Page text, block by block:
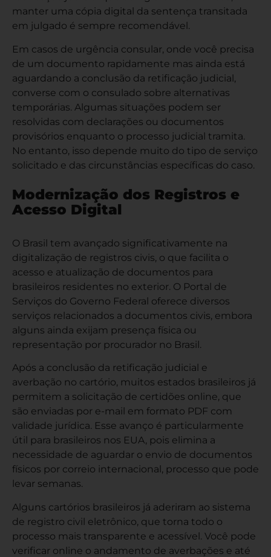
manter uma cópia digital da sentença transitada
em julgado é sempre recomendável.
Em casos de urgência consular, onde você precisa
de um documento rapidamente mas ainda está
aguardando a conclusão da retificação judicial,
converse com o consulado sobre alternativas
temporárias. Algumas situações podem ser
resolvidas com declarações ou documentos
provisórios enquanto o processo judicial tramita.
No entanto, isso depende muito do tipo de serviço
solicitado e das circunstâncias específicas do caso.
Modernização dos Registros e
Acesso Digital
O Brasil tem avançado significativamente na
digitalização de registros civis, o que facilita o
acesso e atualização de documentos para
brasileiros residentes no exterior. O Portal de
Serviços do Governo Federal oferece diversos
serviços relacionados a documentos civis, embora
alguns ainda exijam presença física ou
representação por procurador no Brasil.
Após a conclusão da retificação judicial e
averbação no cartório, muitos estados brasileiros já
permitem a solicitação de certidões online, que
são enviadas por e-mail em formato PDF com
validade jurídica. Esse avanço é particularmente
útil para brasileiros nos EUA, pois elimina a
necessidade de aguardar o envio de documentos
físicos por correio internacional, processo que pode
levar semanas.
Alguns cartórios brasileiros já aderiram ao sistema
de registro civil eletrônico, que torna todo o
processo mais transparente e acessível. Você pode
verificar online o andamento de averbações e até